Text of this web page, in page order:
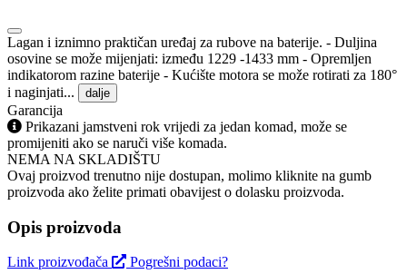
Lagan i iznimno praktičan uređaj za rubove na baterije. - Duljina
osovine se može mijenjati: između 1229 -1433 mm - Opremljen
indikatorom razine baterije - Kućište motora se može rotirati za 180°
i naginjati...
dalje
Garancija
Prikazani jamstveni rok vrijedi za jedan komad, može se
promijeniti ako se naruči više komada.
NEMA NA SKLADIŠTU
Ovaj proizvod trenutno nije dostupan, molimo kliknite na gumb
proizvoda ako želite primati obavijest o dolasku proizvoda.
Opis proizvoda
Link proizvođača Pogrešni podaci?